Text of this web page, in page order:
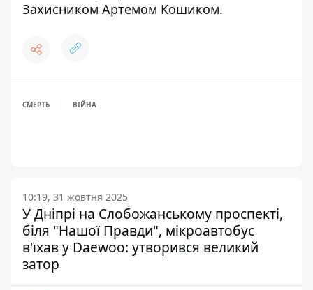
Захисником Артемом Кошиком.
СМЕРТЬ ВІЙНА
10:19, 31 жовтня 2025
У Дніпрі на Слобожанському проспекті,
біля "Нашої Правди", мікроавтобус
в'їхав у Daewoo: утворився великий
затор